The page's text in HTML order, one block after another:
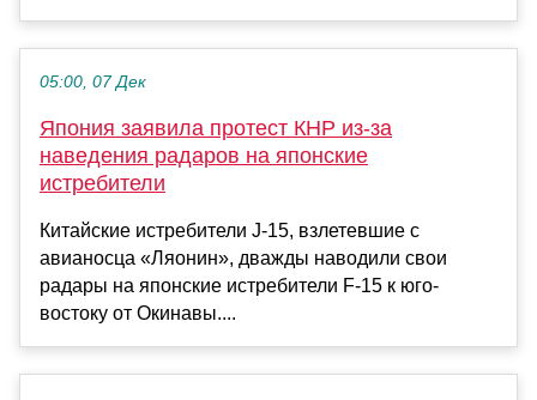
05:00, 07 Дек
Япония заявила протест КНР из-за
наведения радаров на японские
истребители
Китайские истребители J-15, взлетевшие с
авианосца «Ляонин», дважды наводили свои
радары на японские истребители F-15 к юго-
востоку от Окинавы....